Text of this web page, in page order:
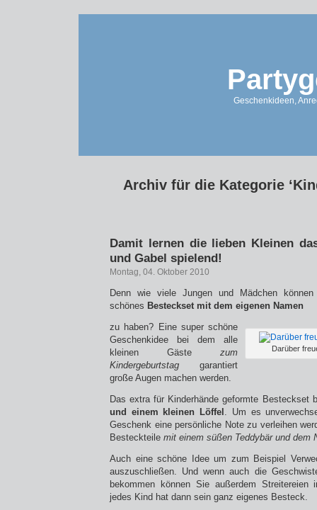
Geschenkideen,
Archiv für die Kategorie
Damit lernen die lieben Kleinen
und Gabel spielend!
Montag, 04. Oktober 2010
Denn wie viele Jungen und Mädchen
schönes Besteckset mit dem eigenen Namen
Darüber
zu haben? Eine super schöne
Geschenkidee bei dem alle
kleinen Gäste zum
Kindergeburtstag garantiert
große Augen machen werden.
Das extra für Kinderhände geformte Besteckset
und einem kleinen Löffel . Um es
Geschenk eine persönliche Note zu verleihen
Besteckteile mit einem süßen Teddybär und dem
Auch eine schöne Idee um zum Beispiel
auszuschließen. Und wenn auch die
bekommen können Sie außerdem Streitereien
jedes Kind hat dann sein ganz eigenes Besteck.